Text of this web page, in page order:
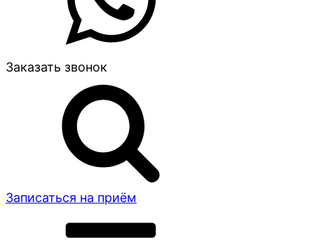
Заказать звонок
Записаться на приём